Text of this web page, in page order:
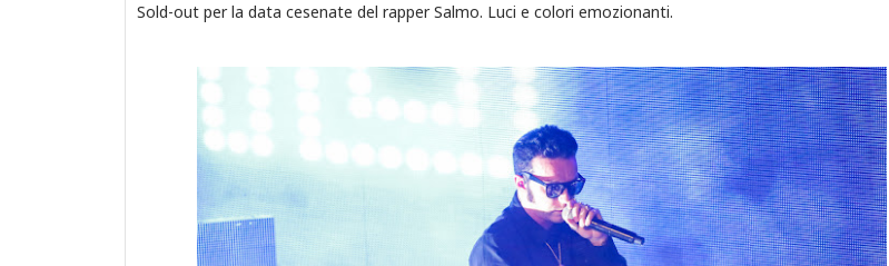
Sold-out per la data cesenate del rapper Salmo. Luci e colori emozionanti.